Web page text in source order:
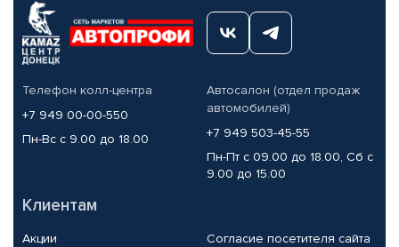
Телефон колл-центра
+7 949 00-00-550
Пн-Вс с 9.00 до 18.00
Автосалон (отдел продаж
автомобилей)
+7 949 503-45-55
Пн-Пт с 09.00 до 18.00, Сб с
9.00 до 15.00
Клиентам
Акции Согласие посетителя сайта